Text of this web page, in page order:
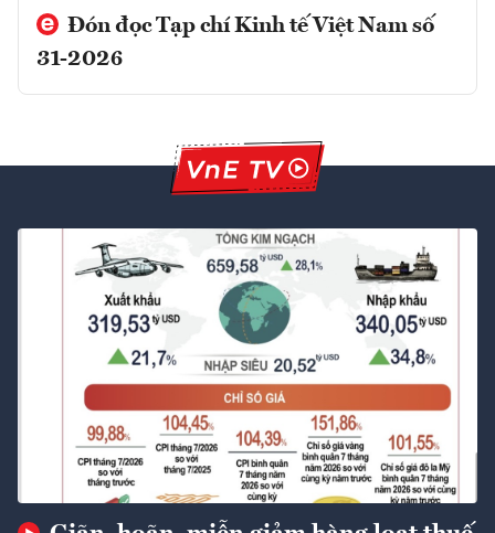
Đón đọc Tạp chí Kinh tế Việt Nam số
31-2026